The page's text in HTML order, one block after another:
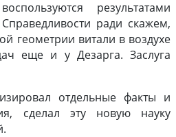
результатами
ради скажем,
геометрии витали в воздухе
еще и у Дезарга. Заслуга
отдельные факты и
сделал эту новую науку